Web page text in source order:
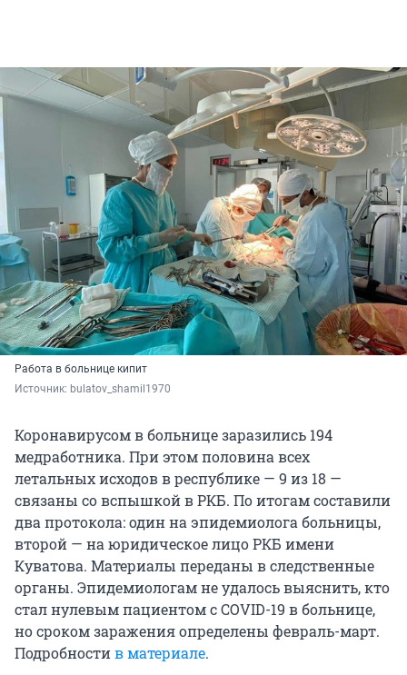
Работа в больнице кипит
Источник: bulatov_shamil1970
Коронавирусом в больнице заразились 194
медработника. При этом половина всех
летальных исходов в республике — 9 из 18 —
связаны со вспышкой в РКБ. По итогам составили
два протокола: один на эпидемиолога больницы,
второй — на юридическое лицо РКБ имени
Куватова. Материалы переданы в следственные
органы. Эпидемиологам не удалось выяснить, кто
стал нулевым пациентом с COVID-19 в больнице,
но сроком заражения определены февраль-март.
Подробностив материале.